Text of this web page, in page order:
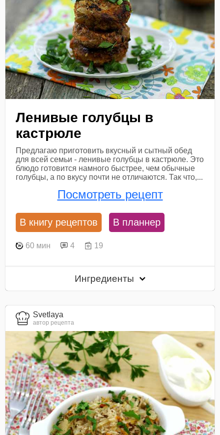
Ленивые голубцы в
кастрюле
Предлагаю приготовить вкусный и сытный обед
для всей семьи - ленивые голубцы в кастрюле. Это
блюдо готовится намного быстрее, чем обычные
голубцы, а по вкусу почти не отличаются. Так что,...
Посмотреть рецепт
В книгу рецептов В планнер
60 мин 4 19
Ингредиенты
Svetlaya
автор рецепта